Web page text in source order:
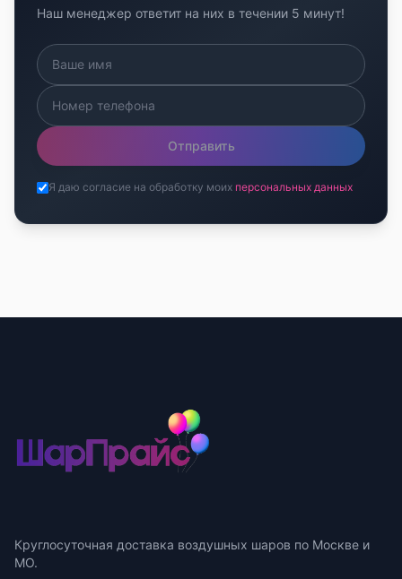
Наш менеджер ответит на них в течении 5 минут!
Отправить
Я даю согласие на обработку моих персональных данных
Круглосуточная доставка воздушных шаров по Москве и
МО.